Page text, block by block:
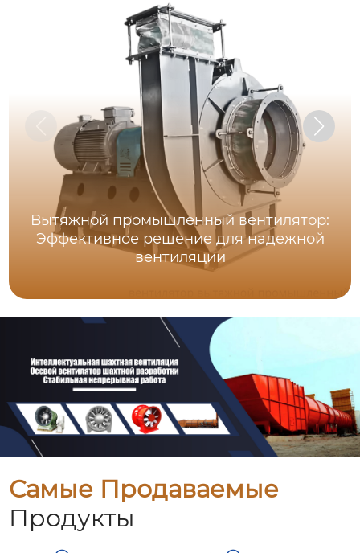
Вытяжной промышленный вентилятор:
Эффективное решение для надежной
вентиляции
Самые Продаваемые
Продукты